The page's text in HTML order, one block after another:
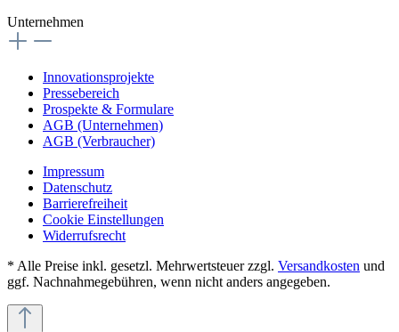
Unternehmen
Innovationsprojekte
Pressebereich
Prospekte & Formulare
AGB (Unternehmen)
AGB (Verbraucher)
Impressum
Datenschutz
Barrierefreiheit
Cookie Einstellungen
Widerrufsrecht
* Alle Preise inkl. gesetzl. Mehrwertsteuer zzgl. Versandkosten und
ggf. Nachnahmegebühren, wenn nicht anders angegeben.